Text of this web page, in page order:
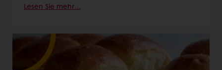
Lesen Sie mehr…